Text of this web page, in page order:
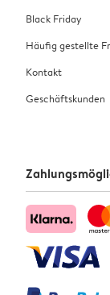
Black Friday
Häufig gestellte
Kontakt
Geschäftskunden